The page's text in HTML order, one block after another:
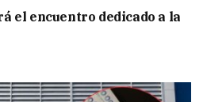
el encuentro dedicado a la